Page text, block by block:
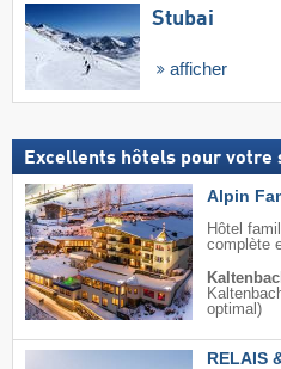
Stubai
afficher
Excellents hôtels pour votre
Alpin
Hôtel
complète
optimal)
RELAIS